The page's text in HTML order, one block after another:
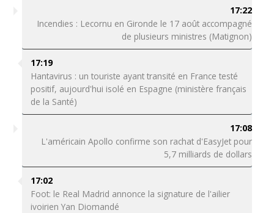
17:22
Incendies : Lecornu en Gironde le 17 août accompagné
de plusieurs ministres (Matignon)
17:19
Hantavirus : un touriste ayant transité en France testé
positif, aujourd'hui isolé en Espagne (ministère français
de la Santé)
17:08
L'américain Apollo confirme son rachat d'EasyJet pour
5,7 milliards de dollars
17:02
Foot: le Real Madrid annonce la signature de l'ailier
ivoirien Yan Diomandé